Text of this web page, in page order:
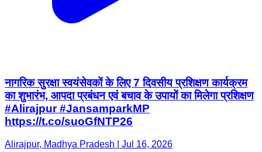
नागरिक सुरक्षा स्वयंसेवकों के लिए 7 दिवसीय प्रशिक्षण कार्यक्रम
का शुभारंभ, आपदा प्रबंधन एवं बचाव के उपायों का मिलेगा प्रशिक्षण
#Alirajpur #JansamparkMP
https://t.co/suoGfNTP26
Alirajpur, Madhya Pradesh | Jul 16, 2026